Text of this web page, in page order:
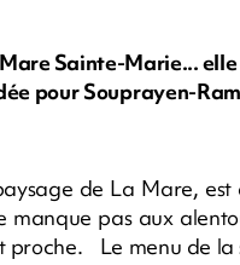
Sainte-Marie...
pour Souprayen-
de La Mare,
pas aux
Le menu de la